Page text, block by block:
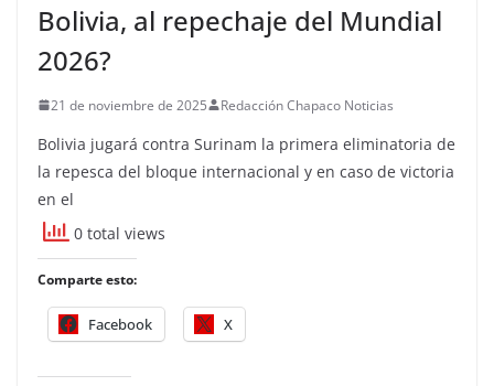
Bolivia, al repechaje del Mundial
2026?
21 de noviembre de 2025 Redacción Chapaco Noticias
Bolivia jugará contra Surinam la primera eliminatoria de
la repesca del bloque internacional y en caso de victoria
en el
0 total views
Comparte esto:
Facebook X